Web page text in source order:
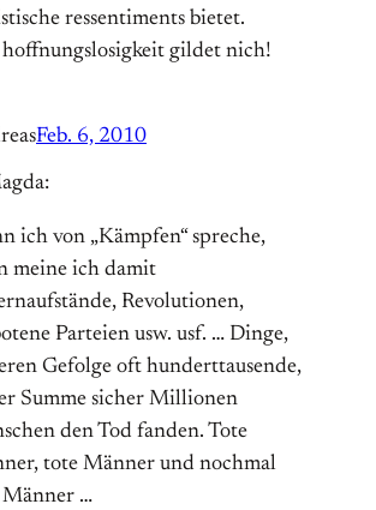
ressentiments bietet.
gildet nich!
Feb. 6, 2010
ich von „Kämpfen“ spreche,
meine ich damit
Revolutionen,
Parteien usw. usf. … Dinge,
Gefolge oft hunderttausende,
Summe sicher Millionen
den Tod fanden. Tote
tote Männer und nochmal
…